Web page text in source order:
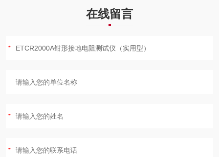
在线留言